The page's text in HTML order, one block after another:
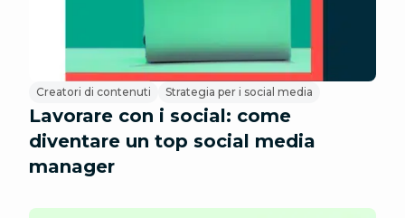
Creatori di contenuti Strategia per i social media
Lavorare con i social: come
diventare un top social media
manager